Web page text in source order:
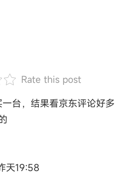
Rate this post
台，结果看京东评论好多
天19:58